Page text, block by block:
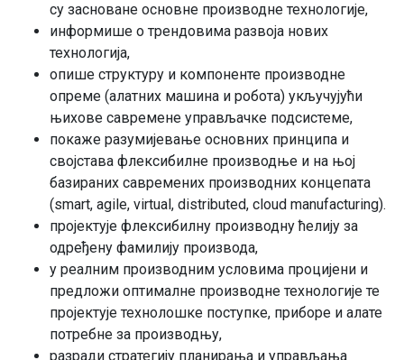
су засноване основне производне технологије,
информише о трендовима развоја нових
технологија,
опише структуру и компоненте производне
опреме (алатних машина и робота) укључујући
њихове савремене управљачке подсистеме,
покаже разумијевање основних принципа и
својстава флексибилне производње и на њој
базираних савремених производних концепата
(smart, agile, virtual, distributed, cloud manufacturing).
пројектује флексибилну производну ћелију за
одређену фамилију производа,
у реалним производним условима процијени и
предложи оптималне производне технологије те
пројектује технолошке поступке, приборе и алате
потребне за производњу,
разради стратегију планирања и управљања